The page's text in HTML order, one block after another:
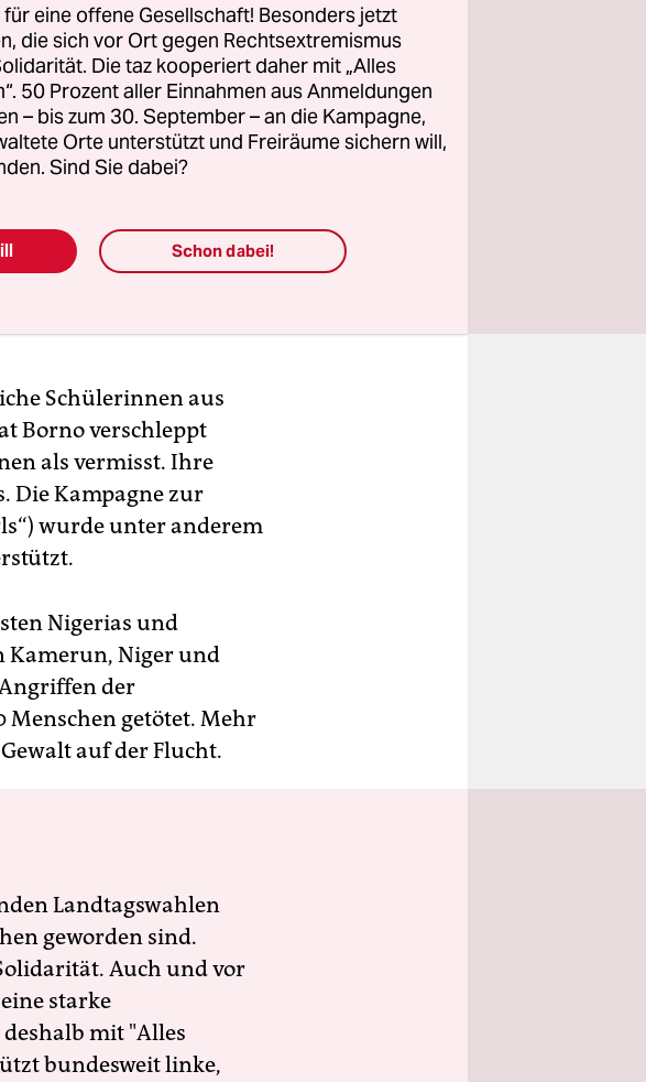
Schülerinnen aus
Borno verschleppt
als vermisst. Ihre
Die Kampagne zur
wurde unter anderem
Nigerias und
Kamerun, Niger und
der
getötet. Mehr
auf der Flucht.
Landtagswahlen
geworden sind.
Auch und vor
starke
mit "Alles
bundesweit linke,
eine offene Gesellschaft! Besonders jetzt
die sich vor Ort gegen Rechtsextremismus
Die taz kooperiert daher mit „Alles
50 Prozent aller Einnahmen aus Anmeldungen
– bis zum 30. September – an die Kampagne,
Orte unterstützt und Freiräume sichern will,
Sind Sie dabei?
Schon dabei!